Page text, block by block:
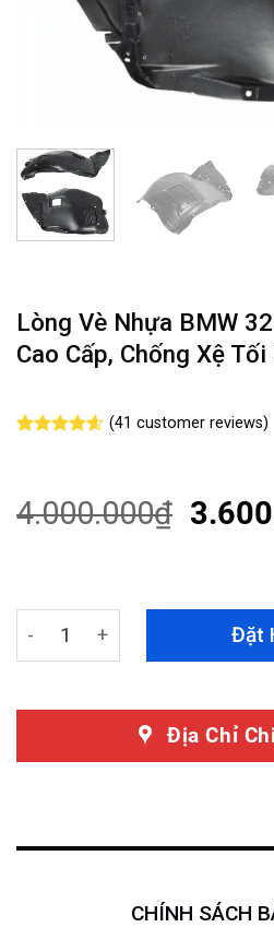
Lòng Vè Nhựa BMW
Cao Cấp, Chống Xệ Tối
customer
ratings
(41 customer reviews)
4.000.000₫
Lòng Vè Nhựa BMW 320iĐặt
Địa Chỉ
CHÍNH SÁCH